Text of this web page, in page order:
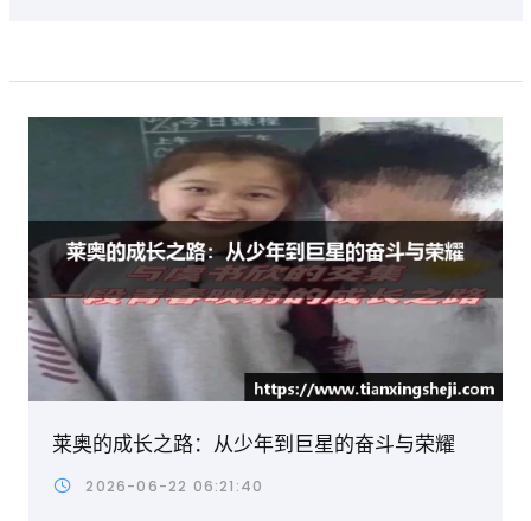
莱奥的成长之路：从少年到巨星的奋斗与荣耀
2026-06-22 06:21:40